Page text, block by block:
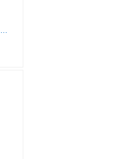
Talisker 10 años, whisky escocés single malt, 700 ml